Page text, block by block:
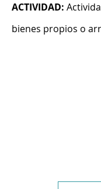
ACTIVIDAD:
bienes propios o